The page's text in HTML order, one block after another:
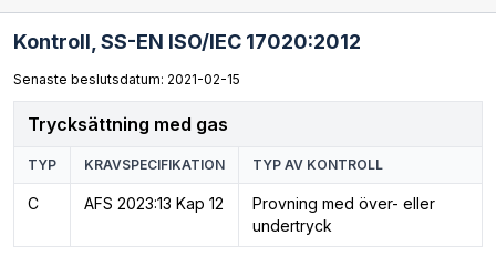
Kontroll, SS-EN ISO/IEC 17020:2012
Senaste beslutsdatum: 2021-02-15
Trycksättning med gas
TYP KRAVSPECIFIKATION TYP AV KONTROLL
C AFS 2023:13 Kap 12
Provning med över- eller
undertryck